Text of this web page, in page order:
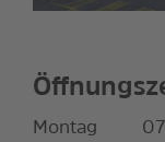
Montag